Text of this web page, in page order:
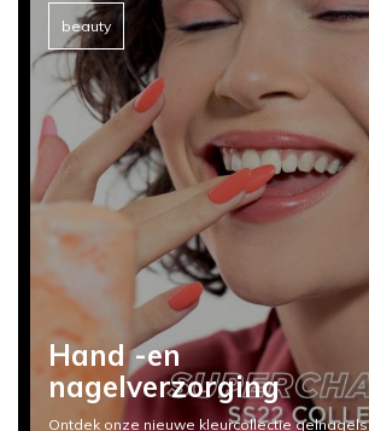
beauty
Hand -en
nagelverzorging
Ontdek onze nieuwe kleurcollectie gelnagels